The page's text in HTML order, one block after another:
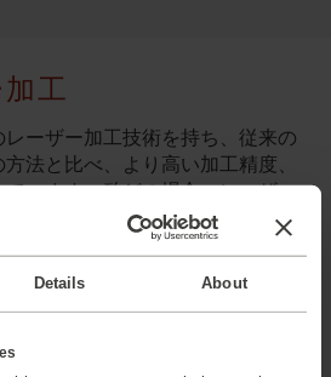
Details About
工
ーザー加工技術を持ち、従来の
法と比べ、より高い加工精度、
います。殆どの場合、レーザー
研磨が不要となります。加工時速
従来の機械方式では実現しなかっ
。加工だけではなく、通信産業、
に必要な完成品までご提供可
ること